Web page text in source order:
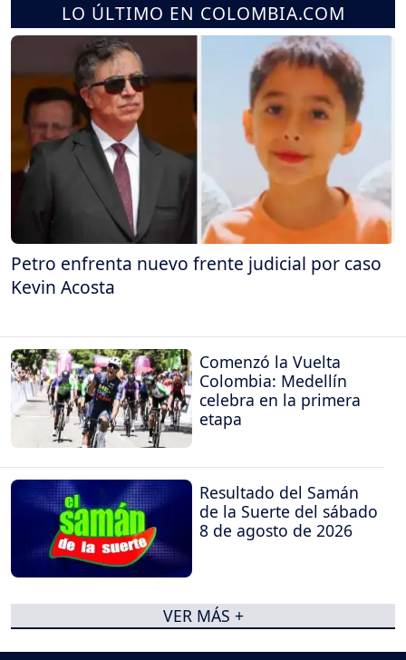
LO ÚLTIMO EN COLOMBIA.COM
Petro enfrenta nuevo frente judicial por caso
Kevin Acosta
Comenzó la Vuelta
Colombia: Medellín
celebra en la primera
etapa
Resultado del Samán
de la Suerte del sábado
8 de agosto de 2026
VER MÁS +